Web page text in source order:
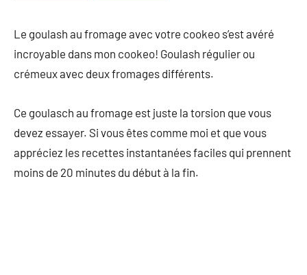
Le goulash au fromage avec votre cookeo s’est avéré
incroyable dans mon cookeo! Goulash régulier ou
crémeux avec deux fromages différents.
Ce goulasch au fromage est juste la torsion que vous
devez essayer. Si vous êtes comme moi et que vous
appréciez les recettes instantanées faciles qui prennent
moins de 20 minutes du début à la fin.